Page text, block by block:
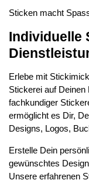
Sticken macht
Individuelle
Erlebe mit
Stickerei auf
fachkundiger
ermöglicht es Dir,
Designs, Logos,
Erstelle Dein
gewünschtes
Unsere erfahrenen